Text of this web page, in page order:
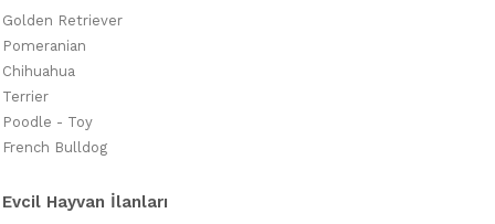
Golden Retriever
Pomeranian
Chihuahua
Terrier
Poodle - Toy
French Bulldog
Evcil Hayvan İlanları